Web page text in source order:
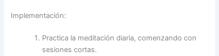
Implementación:
Practica la meditación diaria, comenzando con
sesiones cortas.